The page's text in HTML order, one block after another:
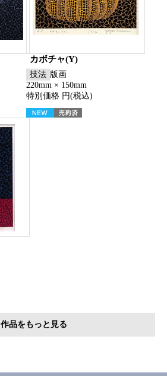
カボチャ(Y)
技法 版画
220mm × 150mm
特別価格 円(税込)
作品をもっと見る